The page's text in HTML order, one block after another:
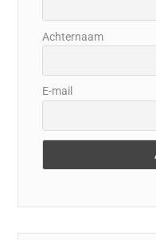
Achternaam
E-mail